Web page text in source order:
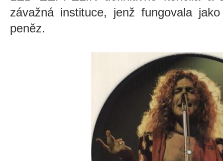
závažná instituce, jenž fungovala
peněz.